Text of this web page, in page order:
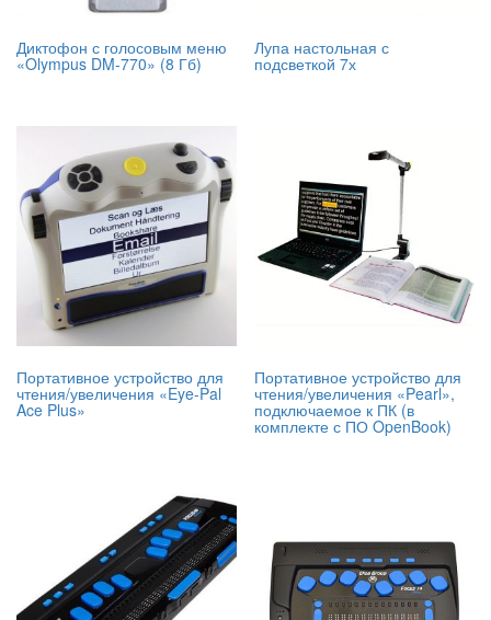
Диктофон с голосовым меню
«Olympus DM-770» (8 Гб)
Лупа настольная с
подсветкой 7х
Портативное устройство для
чтения/увеличения «Eye-Pal
Ace Plus»
Портативное устройство для
чтения/увеличения «Pearl»,
подключаемое к ПК (в
комплекте с ПО OpenBook)